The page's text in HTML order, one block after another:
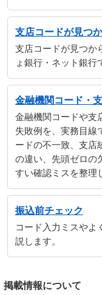
支店コードが見つ
支店コードが見つか
ょ銀行・ネット銀行
金融機関コード・
金融機関コードや支
失敗例を、実務目線
ードの不一致、支店
の違い、先頭ゼロの
すい確認ミスを整理
振込前チェック
コード入力ミスやよ
説します。
掲載情報について